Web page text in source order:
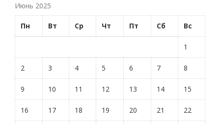
Июнь 2025
Пн Вт Ср Чт Пт Сб Вс
1
2 3 4 5 6 7 8
9 10 11 12 13 14 15
16 17 18 19 20 21 22